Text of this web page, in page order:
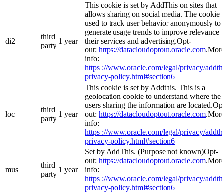
di2
third
party
1 year
This cookie is set by AddThis on sites that
allows sharing on social media. The cookie
used to track user behavior anonymously to
generate usage trends to improve relevance
their services and advertising.Opt-
out: https://datacloudoptout.oracle.com
info:
https ://www.oracle.com/legal/privacy/
privacy-policy.html#section6
loc
third
party
1 year
This cookie is set by Addthis. This is a
geolocation cookie to understand where the
users sharing the information are
out: https://datacloudoptout.oracle.com
info:
https ://www.oracle.com/legal/privacy/
privacy-policy.html#section6
mus
third
party
1 year
Set by AddThis. (Purpose not known)Opt-
out: https://datacloudoptout.oracle.com
info:
https ://www.oracle.com/legal/privacy/
privacy-policy.html#section6